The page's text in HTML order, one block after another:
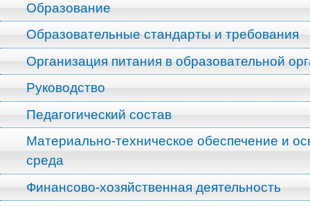
Образование
Образовательные стандарты и требования
Организация питания в образовательной
Руководство
Педагогический состав
Материально-техническое обеспечение и
среда
Финансово-хозяйственная деятельность